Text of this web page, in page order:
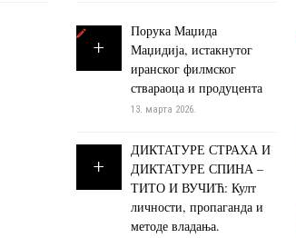
Порука Маџида
Маџидија, истакнутог
иранског филмског
ствараоца и продуцента
13. марта 2026.
ДИКТАТУРЕ СТРАХА И
ДИКТАТУРЕ СПИНА –
ТИТО И ВУЧИЋ: Култ
личности, пропаганда и
методе владања.